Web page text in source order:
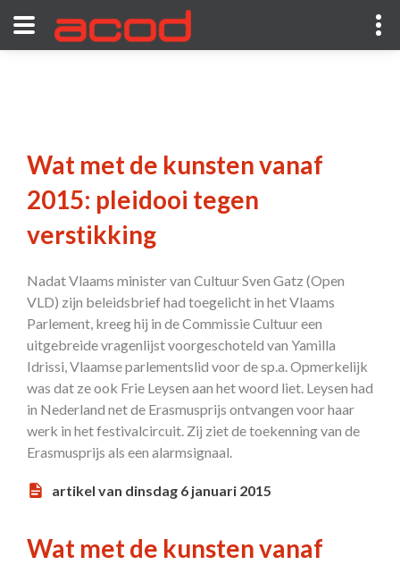
Wat met de kunsten vanaf
2015: pleidooi tegen
verstikking
Nadat Vlaams minister van Cultuur Sven Gatz (Open
VLD) zijn beleidsbrief had toegelicht in het Vlaams
Parlement, kreeg hij in de Commissie Cultuur een
uitgebreide vragenlijst voorgeschoteld van Yamilla
Idrissi, Vlaamse parlementslid voor de sp.a. Opmerkelijk
was dat ze ook Frie Leysen aan het woord liet. Leysen had
in Nederland net de Erasmusprijs ontvangen voor haar
werk in het festivalcircuit. Zij ziet de toekenning van de
Erasmusprijs als een alarmsignaal.
artikel van dinsdag 6 januari 2015
Wat met de kunsten vanaf